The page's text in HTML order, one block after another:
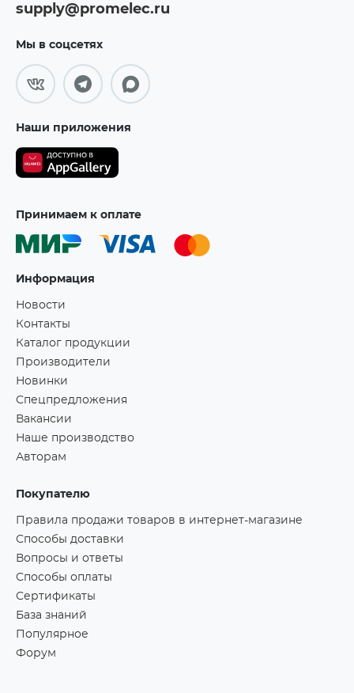
supply@promelec.ru
Мы в соцсетях
Наши приложения
Принимаем к оплате
Информация
Новости
Контакты
Каталог продукции
Производители
Новинки
Спецпредложения
Вакансии
Наше производство
Авторам
Покупателю
Правила продажи товаров в интернет-магазине
Способы доставки
Вопросы и ответы
Способы оплаты
Сертификаты
База знаний
Популярное
Форум